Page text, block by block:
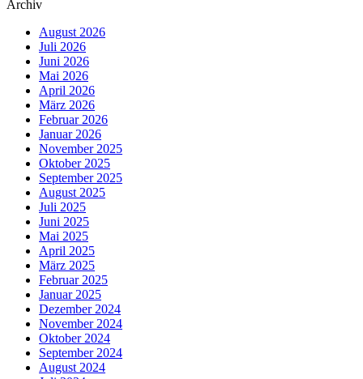
Archiv
August 2026
Juli 2026
Juni 2026
Mai 2026
April 2026
März 2026
Februar 2026
Januar 2026
November 2025
Oktober 2025
September 2025
August 2025
Juli 2025
Juni 2025
Mai 2025
April 2025
März 2025
Februar 2025
Januar 2025
Dezember 2024
November 2024
Oktober 2024
September 2024
August 2024